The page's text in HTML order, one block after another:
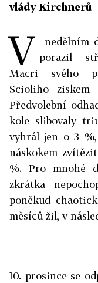
vlády Kirchnerů
V
nedělním
porazil
Macri svého
Scioliho
Předvolební
kole slibovaly
vyhrál jen o 3
náskokem
%. Pro mnohé
zkrátka
poněkud
měsíců žil, v
10. prosince se